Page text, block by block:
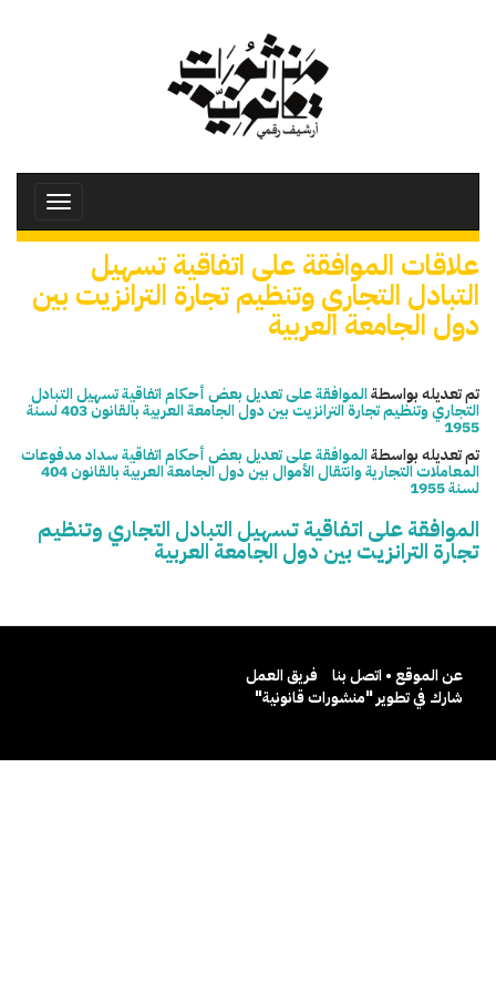
Toggle
علاقات الموافقة على اتفاقية تسهيل
التبادل التجاري وتنظيم تجارة الترانزيت بين
دول الجامعة العربية
تم تعديله بواسطةالموافقة على تعديل بعض أحكام اتفاقية تسهيل التبادل
التجاري وتنظيم تجارة الترانزيت بين دول الجامعة العربية بالقانون 403 لسنة
1955
تم تعديله بواسطةالموافقة على تعديل بعض أحكام اتفاقية سداد مدفوعات
المعاملات التجارية وانتقال الأموال بين دول الجامعة العربية بالقانون 404
لسنة 1955
الموافقة على اتفاقية تسهيل التبادل التجاري وتنظيم
تجارة الترانزيت بين دول الجامعة العربية
عن الموقع • اتصل بنا
فريق العمل
شارك في تطوير "منشورات قانونية"